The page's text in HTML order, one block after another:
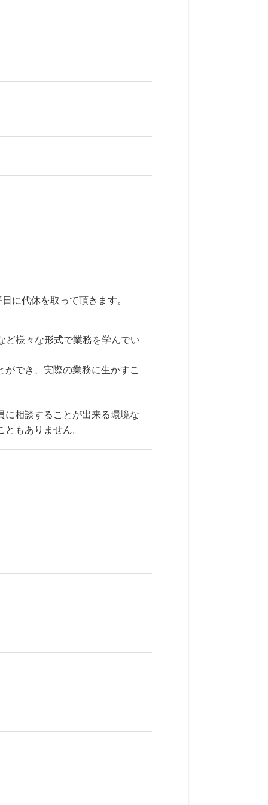
に代休を取って頂きます。
ど様々な形式で業務を学んでい
でき、実際の業務に生かすこ
に相談することが出来る環境な
もありません。